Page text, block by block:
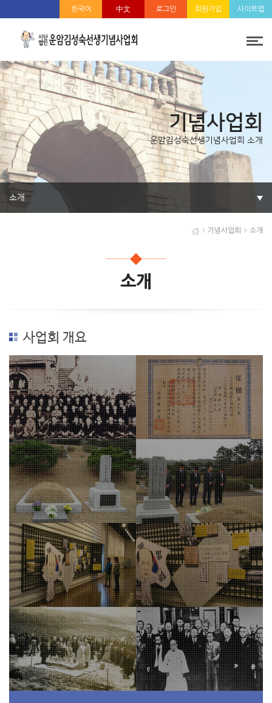
한국어 中文 로그인 회원가입 사이트맵
기념사업회
운암김성숙선생기념사업회 소개
소개
기념사업회 소개
소개
사업회 개요